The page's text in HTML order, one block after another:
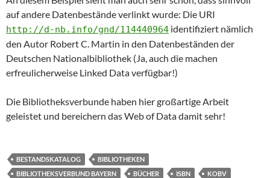
auf andere Datenbestände verlinkt wurde: Die URI
http://d-nb.info/gnd/114440964 identifiziert nämlich
den Autor Robert C. Martin in den Datenbeständen der
Deutschen Nationalbibliothek (Ja, auch die machen
erfreulicherweise Linked Data verfügbar!)
Die Bibliotheksverbunde haben hier großartige Arbeit
geleistet und bereichern das Web of Data damit sehr!
BESTANDSKATALOG
BIBLIOTHEKEN
BIBLIOTHEKSVERBUND BAYERN
BÜCHER ISBN
KOBV